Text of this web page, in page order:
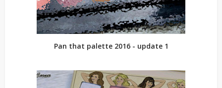
Pan that palette 2016 - update 1